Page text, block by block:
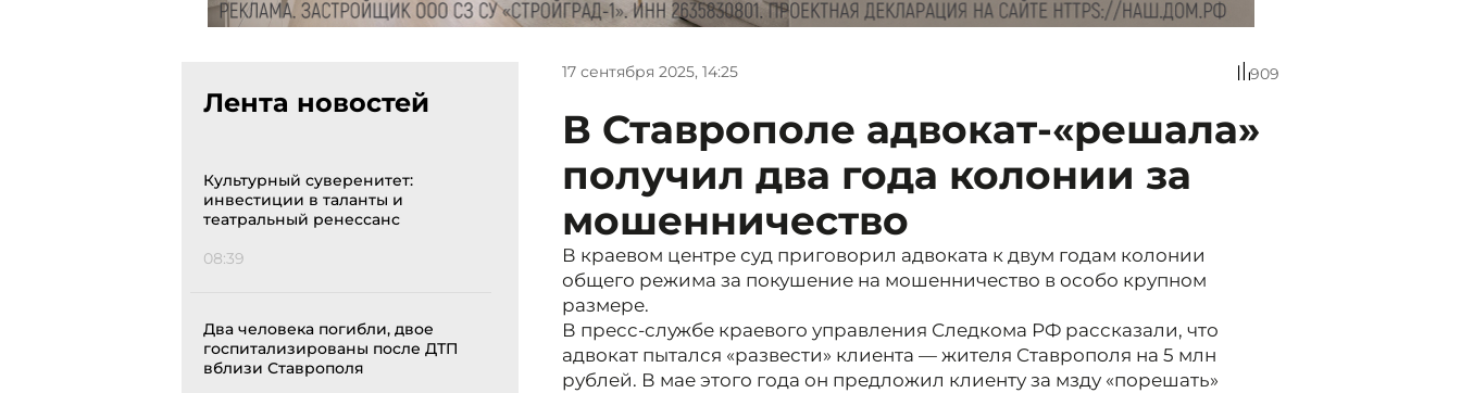
Лента новостей
Культурный суверенитет:
инвестиции в таланты и
театральный ренессанс
08:39
Два человека погибли, двое
госпитализированы после ДТП
вблизи Ставрополя
17 сентября 2025, 14:25 909
В Ставрополе адвокат-«решала»
получил два года колонии за
мошенничество
В краевом центре суд приговорил адвоката к двум годам колонии
общего режима за покушение на мошенничество в особо крупном
размере.
В пресс-службе краевого управления Следкома РФ рассказали, что
адвокат пытался «развести» клиента — жителя Ставрополя на 5 млн
рублей. В мае этого года он предложил клиенту за мзду «порешать»